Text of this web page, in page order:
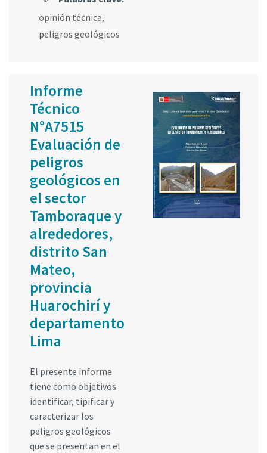
opinión técnica,
peligros geológicos
Informe
Técnico
N°A7515
Evaluación de
peligros
geológicos en
el sector
Tamboraque y
alrededores,
distrito San
Mateo,
provincia
Huarochirí y
departamento
Lima
El presente informe
tiene como objetivos
identificar, tipificar y
caracterizar los
peligros geológicos
que se presentan en el